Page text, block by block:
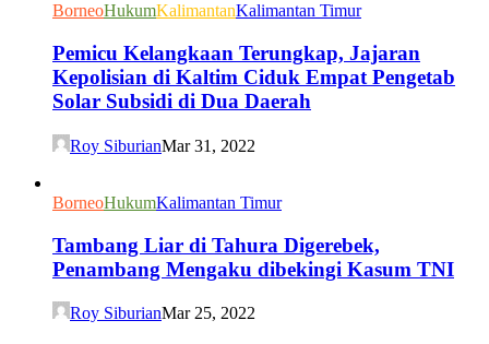
BorneoHukumKalimantanKalimantan Timur
Pemicu Kelangkaan Terungkap, Jajaran
Kepolisian di Kaltim Ciduk Empat Pengetab
Solar Subsidi di Dua Daerah
Roy SiburianMar 31, 2022
BorneoHukumKalimantan Timur
Tambang Liar di Tahura Digerebek,
Penambang Mengaku dibekingi Kasum TNI
Roy SiburianMar 25, 2022